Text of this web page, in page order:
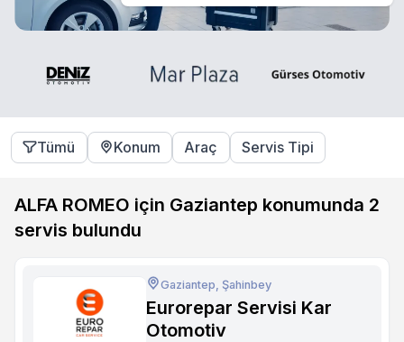
Tümü Konum Araç Servis Tipi
ALFA ROMEO için Gaziantep konumunda 2
servis bulundu
Gaziantep, Şahinbey
Eurorepar Servisi Kar
Otomotiv